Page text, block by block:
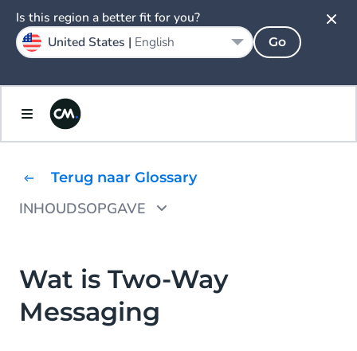
Terug naar Glossary
INHOUDSOPGAVE
Hoe werkt Two-Way SMS?
SMS short codes
Wat is Two-Way
Messaging
Is this region a better fit for you?
United States | English Go